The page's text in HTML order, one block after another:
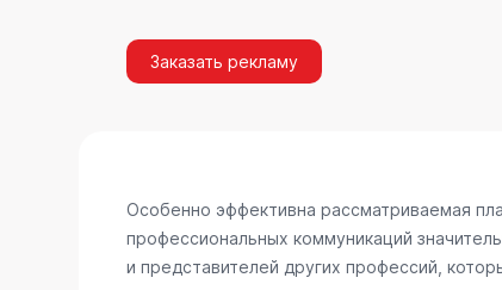
Заказать рекламу
Особенно эффективна рассматриваемая
профессиональных коммуникаций
и представителей других профессий,